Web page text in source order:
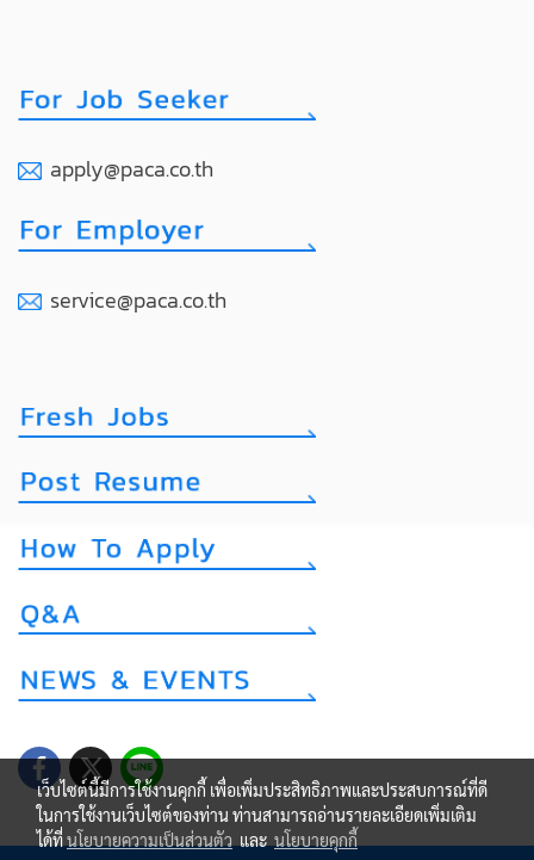
apply@paca.co.th
service@paca.co.th
เว็บไซต์นี้มีการใช้งานคุกกี้ เพื่อเพิ่มประสิทธิภาพและประสบการณ์ที่ดี
ในการใช้งานเว็บไซต์ของท่าน ท่านสามารถอ่านรายละเอียดเพิ่มเติม
ได้ที่นโยบายความเป็นส่วนตัว และ นโยบายคุกกี้